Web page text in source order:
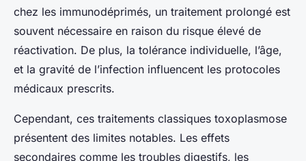
chez les immunodéprimés, un traitement prolongé est
souvent nécessaire en raison du risque élevé de
réactivation. De plus, la tolérance individuelle, l’âge,
et la gravité de l’infection influencent les protocoles
médicaux prescrits.
Cependant, ces traitements classiques toxoplasmose
présentent des limites notables. Les effets
secondaires comme les troubles digestifs, les